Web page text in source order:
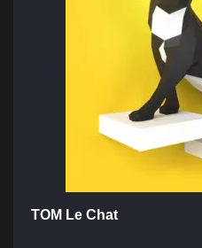
TOM Le Chat